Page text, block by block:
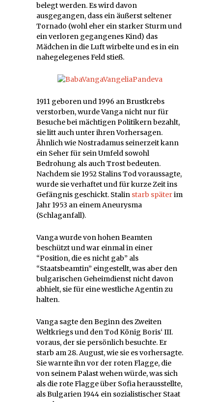
belegt werden. Es wird davon
ausgegangen, dass ein äußerst seltener
Tornado (wohl eher ein starker Sturm und
ein verloren gegangenes Kind) das
Mädchen in die Luft wirbelte und es in ein
nahegelegenes Feld stieß.
1911 geboren und 1996 an Brustkrebs
verstorben, wurde Vanga nicht nur für
Besuche bei mächtigen Politikern bezahlt,
sie litt auch unter ihren Vorhersagen.
Ähnlich wie Nostradamus seinerzeit kann
ein Seher für sein Umfeld sowohl
Bedrohung als auch Trost bedeuten.
Nachdem sie 1952 Stalins Tod voraussagte,
wurde sie verhaftet und für kurze Zeit ins
Gefängnis geschickt. Stalin starb späterim
Jahr 1953 an einem Aneurysma
(Schlaganfall).
Vanga wurde von hohen Beamten
beschützt und war einmal in einer
“Position, die es nicht gab” als
“Staatsbeamtin” eingestellt, was aber den
bulgarischen Geheimdienst nicht davon
abhielt, sie für eine westliche Agentin zu
halten.
Vanga sagte den Beginn des Zweiten
Weltkriegs und den Tod König Boris‘ III.
voraus, der sie persönlich besuchte. Er
starb am 28. August, wie sie es vorhersagte.
Sie warnte ihn vor der roten Flagge, die
von seinem Palast wehen würde, was sich
als die rote Flagge über Sofia herausstellte,
als Bulgarien 1944 ein sozialistischer Staat